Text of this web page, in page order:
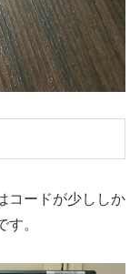
コードが少ししか
。